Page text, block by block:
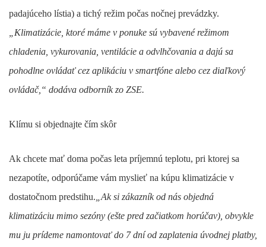
padajúceho lístia) a tichý režim počas nočnej prevádzky.
„Klimatizácie, ktoré máme v ponuke sú vybavené režimom
chladenia, vykurovania, ventilácie a odvlhčovania a dajú sa
pohodlne ovládať cez aplikáciu v smartfóne alebo cez diaľkový
ovládač,“ dodáva odborník zo ZSE.
Klímu si objednajte čím skôr
Ak chcete mať doma počas leta príjemnú teplotu, pri ktorej sa
nezapotíte, odporúčame vám myslieť na kúpu klimatizácie v
dostatočnom predstihu. „Ak si zákazník od nás objedná
klimatizáciu mimo sezóny (ešte pred začiatkom horúčav), obvykle
mu ju prídeme namontovať do 7 dní od zaplatenia úvodnej platby,